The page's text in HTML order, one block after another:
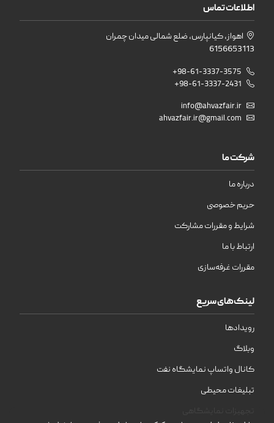
اطلاعات تماس
اهواز، کیانپارس، ضلع شمالی میدان چمران
6156653113
+98-61-3337-3575
+98-61-3337-2431
info@ahvazfair.ir
ahvazfair.ir@gmail.com
شرکت ما
درباره ما
حریم خصوصی
شرایط و مقررات مشارکت
ارتباط با ما
مقررات غرفه‌سازی
لینک‌های سریع
رویدادها
وبلاگ
کانال واتساپ نمایشگاه نفت
تبلیغات محیطی